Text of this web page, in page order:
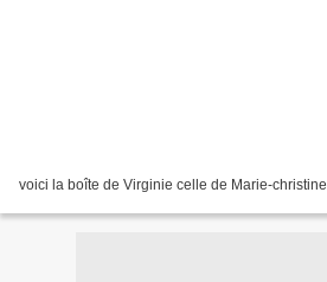
voici la boîte de Virginie celle de Marie-